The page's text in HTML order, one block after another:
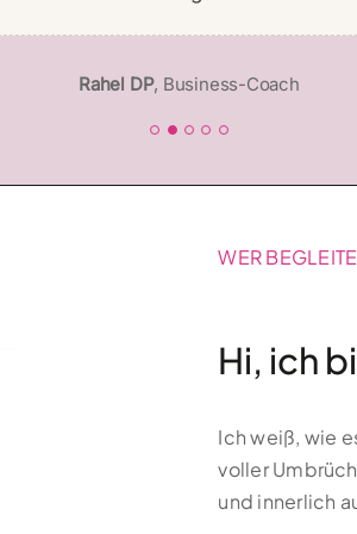
Rahel DP, Business-Coach
Sylvia Prager,Psychologischer Coach
WER
Hi, ich
Ich weiß, wie
voller
und innerlich